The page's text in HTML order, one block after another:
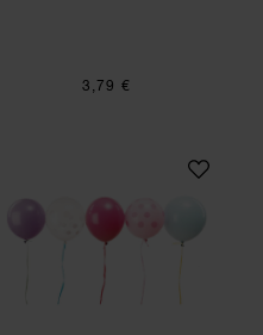
3,79 €
Texte Deutsch
Luftballon Mix